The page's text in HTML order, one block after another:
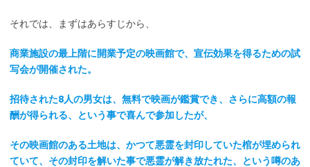
それでは、まずはあらすじから、
商業施設の最上階に開業予定の映画館で、宣伝効果を得るための試
写会が開催された。
招待された8人の男女は、無料で映画が鑑賞でき、さらに高額の報
酬が得られる、という事で喜んで参加したが、
その映画館のある土地は、かつて悪霊を封印していた棺が埋められ
ていて、その封印を解いた事で悪霊が解き放たれた、という噂のあ